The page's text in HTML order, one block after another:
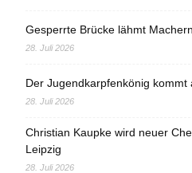
Gesperrte Brücke lähmt
28. Juli 2026
Der Jugendkarpfenkönig kommt
28. Juli 2026
Christian Kaupke wird neuer
Leipzig
28. Juli 2026